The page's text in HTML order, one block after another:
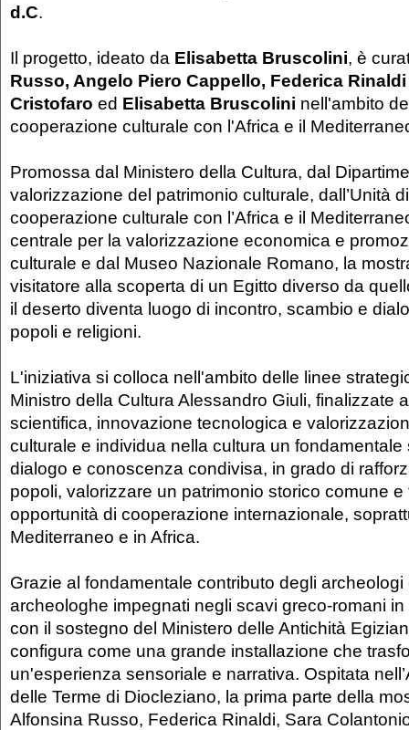
d.C.
Il progetto, ideato da Elisabetta Bruscolini, è
Russo, Angelo Piero Cappello, Federica
Cristofaro ed Elisabetta Bruscolini nell'ambito
cooperazione culturale con l'Africa e il
Promossa dal Ministero della Cultura, dal
valorizzazione del patrimonio culturale, dall’Unità
cooperazione culturale con l’Africa e il
centrale per la valorizzazione economica e
culturale e dal Museo Nazionale Romano, la
visitatore alla scoperta di un Egitto diverso da
il deserto diventa luogo di incontro, scambio e
popoli e religioni.
L'iniziativa si colloca nell'ambito delle linee
Ministro della Cultura Alessandro Giuli, finalizzate
scientifica, innovazione tecnologica e
culturale e individua nella cultura un fondamentale
dialogo e conoscenza condivisa, in grado di
popoli, valorizzare un patrimonio storico comune
opportunità di cooperazione internazionale,
Mediterraneo e in Africa.
Grazie al fondamentale contributo degli archeologi
archeologhe impegnati negli scavi greco-romani
con il sostegno del Ministero delle Antichità
configura come una grande installazione che
un'esperienza sensoriale e narrativa. Ospitata
delle Terme di Diocleziano, la prima parte della
Alfonsina Russo, Federica Rinaldi, Sara